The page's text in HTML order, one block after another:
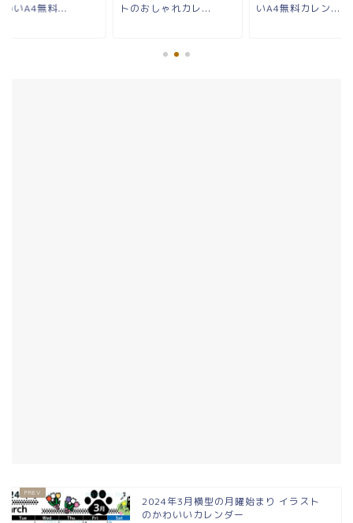
いいA4無料...
トのおしゃれカレ...
いA4無料カレン...
2024年3月横型の月曜始まり イラスト
のかわいいカレンダー